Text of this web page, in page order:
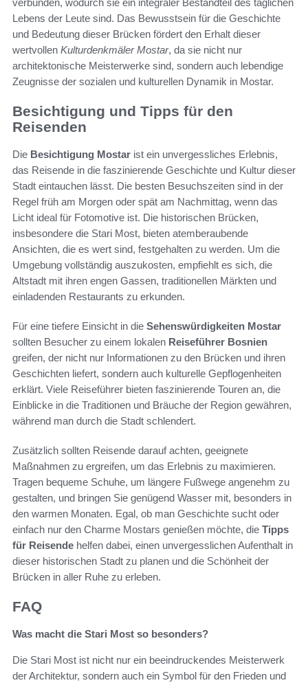
Lebens der Leute sind. Das Bewusstsein für die Geschichte
und Bedeutung dieser Brücken fördert den Erhalt dieser
wertvollen Kulturdenkmäler Mostar, da sie nicht nur
architektonische Meisterwerke sind, sondern auch lebendige
Zeugnisse der sozialen und kulturellen Dynamik in Mostar.
Besichtigung und Tipps für den
Reisenden
Die Besichtigung Mostar ist ein unvergessliches Erlebnis,
das Reisende in die faszinierende Geschichte und Kultur dieser
Stadt eintauchen lässt. Die besten Besuchszeiten sind in der
Regel früh am Morgen oder spät am Nachmittag, wenn das
Licht ideal für Fotomotive ist. Die historischen Brücken,
insbesondere die Stari Most, bieten atemberaubende
Ansichten, die es wert sind, festgehalten zu werden. Um die
Umgebung vollständig auszukosten, empfiehlt es sich, die
Altstadt mit ihren engen Gassen, traditionellen Märkten und
einladenden Restaurants zu erkunden.
Für eine tiefere Einsicht in die Sehenswürdigkeiten Mostar
sollten Besucher zu einem lokalen Reiseführer Bosnien
greifen, der nicht nur Informationen zu den Brücken und ihren
Geschichten liefert, sondern auch kulturelle Gepflogenheiten
erklärt. Viele Reiseführer bieten faszinierende Touren an, die
Einblicke in die Traditionen und Bräuche der Region gewähren,
während man durch die Stadt schlendert.
Zusätzlich sollten Reisende darauf achten, geeignete
Maßnahmen zu ergreifen, um das Erlebnis zu maximieren.
Tragen bequeme Schuhe, um längere Fußwege angenehm zu
gestalten, und bringen Sie genügend Wasser mit, besonders in
den warmen Monaten. Egal, ob man Geschichte sucht oder
einfach nur den Charme Mostars genießen möchte, die Tipps
für Reisende helfen dabei, einen unvergesslichen Aufenthalt in
dieser historischen Stadt zu planen und die Schönheit der
Brücken in aller Ruhe zu erleben.
FAQ
Was macht die Stari Most so besonders?
Die Stari Most ist nicht nur ein beeindruckendes Meisterwerk
der Architektur, sondern auch ein Symbol für den Frieden und